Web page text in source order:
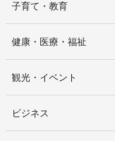
子育て・教育
健康・医療・福祉
観光・イベント
ビジネス